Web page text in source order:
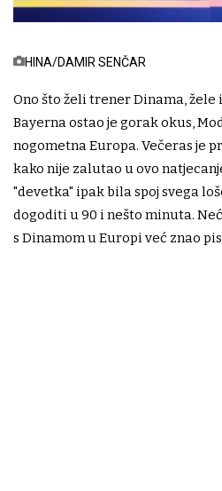
HINA/DAMIR SENČAR
Ono što želi trener Dinama,
Bayerna ostao je gorak okus,
nogometna Europa. Večeras je
kako nije zalutao u ovo
"devetka" ipak bila spoj svega
dogoditi u 90 i nešto minuta.
s Dinamom u Europi već znao